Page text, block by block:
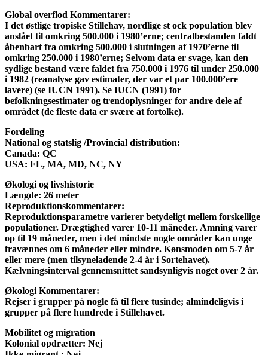
Global overflod Kommentarer:
I det østlige tropiske Stillehav, nordlige st ock population blev
anslået til omkring 500.000 i 1980’erne; centralbestanden faldt
åbenbart fra omkring 500.000 i slutningen af 1970’erne til
omkring 250.000 i 1980’erne; Selvom data er svage, kan den
sydlige bestand være faldet fra 750.000 i 1976 til under 250.000
i 1982 (reanalyse gav estimater, der var et par 100.000’ere
lavere) (se IUCN 1991). Se IUCN (1991) for
befolkningsestimater og trendoplysninger for andre dele af
området (de fleste data er svære at fortolke).
Fordeling
National og statslig /Provincial distribution:
Canada: QC
USA: FL, MA, MD, NC, NY
Økologi og livshistorie
Længde: 26 meter
Reproduktionskommentarer:
Reproduktionsparametre varierer betydeligt mellem forskellige
populationer. Drægtighed varer 10-11 måneder. Amning varer
op til 19 måneder, men i det mindste nogle områder kan unge
fravænnes om 6 måneder eller mindre. Kønsmoden om 5-7 år
eller mere (men tilsyneladende 2-4 år i Sortehavet).
Kælvningsinterval gennemsnittet sandsynligvis noget over 2 år.
Økologi Kommentarer:
Rejser i grupper på nogle få til flere tusinde; almindeligvis i
grupper på flere hundrede i Stillehavet.
Mobilitet og migration
Kolonial opdrætter: Nej